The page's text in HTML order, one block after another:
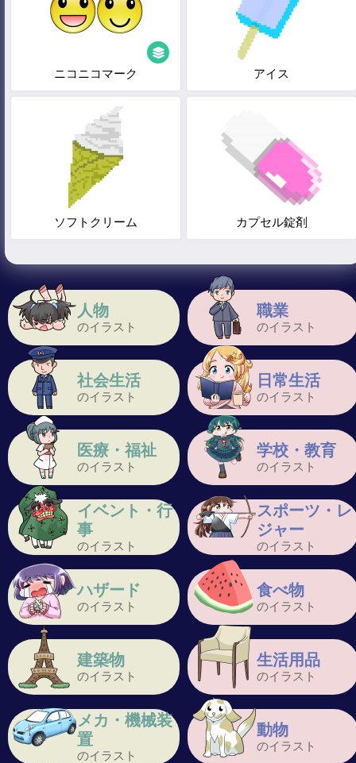
人物
のイラスト
職業
のイラスト
社会生活
のイラスト
日常生活
のイラスト
医療・福祉
のイラスト
学校・教育
のイラスト
イベント・行
事
のイラスト
スポーツ・レ
ジャー
のイラスト
ハザード
のイラスト
食べ物
のイラスト
建築物
のイラスト
生活用品
のイラスト
メカ・機械装
置
のイラスト
動物
のイラスト
ニコニコマーク アイス
ソフトクリーム カプセル錠剤